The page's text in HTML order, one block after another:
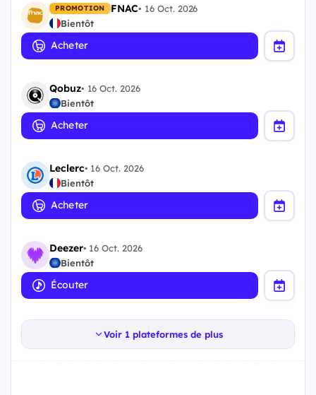
PROMOTION FNAC• 16 Oct. 2026
Bientôt
Acheter
Qobuz• 16 Oct. 2026
Bientôt
Acheter
Leclerc• 16 Oct. 2026
Bientôt
Acheter
Deezer• 16 Oct. 2026
Bientôt
Écouter
Voir 1 plateformes de plus